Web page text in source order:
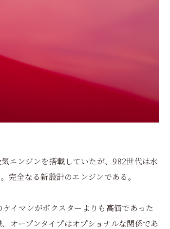
エンジンを搭載していたが、982世代は水
完全なる新設計のエンジンである。
イマンがボクスターよりも高価であった
オープンタイプはオプショナルな関係であ